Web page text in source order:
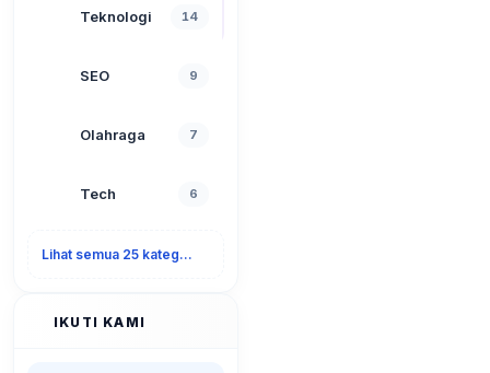
Teknologi 14
SEO 9
Olahraga 7
Tech 6
Lihat semua 25 kategori
IKUTI KAMI